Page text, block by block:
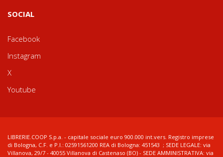
SOCIAL
Facebook
Instagram
X
Youtube
LIBRERIE.COOP S.p.a. - capitale sociale euro 900.000 int.vers. Registro imprese
di Bologna, C.F. e P.I.: 02591561200 REA di Bologna: 451543 ; SEDE LEGALE: via
Villanova, 29/7 - 40055 Villanova di Castenaso (BO) - SEDE AMMINISTRATIVA: via